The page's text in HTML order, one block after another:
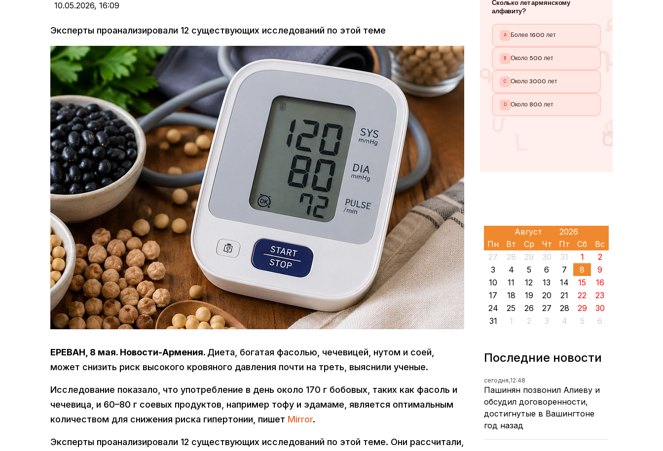
10.05.2026, 16:09
Эксперты проанализировали 12 существующих исследований по этой теме
ЕРЕВАН, 8 мая. Новости-Армения. Диета, богатая фасолью, чечевицей, нутом и соей,
может снизить риск высокого кровяного давления почти на треть, выяснили ученые.
Исследование показало, что употребление в день около 170 г бобовых, таких как фасоль и
чечевица, и 60–80 г соевых продуктов, например тофу и эдамаме, является оптимальным
количеством для снижения риска гипертонии, пишет Mirror.
Эксперты проанализировали 12 существующих исследований по этой теме. Они рассчитали,
Пн Вт Ср Чт Пт Сб
Вс
27
28 29 30 31 1
2
3
4 5 6 7 8
9
10
11 12 13 14 15
16
17
18 19 20 21 22
23
24
25 26 27 28 29
30
31
1 2 3 4 5 6
Последние новости
сегодня,12:48
Пашинян позвонил Алиеву и
обсудил договоренности,
достигнутые в Вашингтоне
год назад